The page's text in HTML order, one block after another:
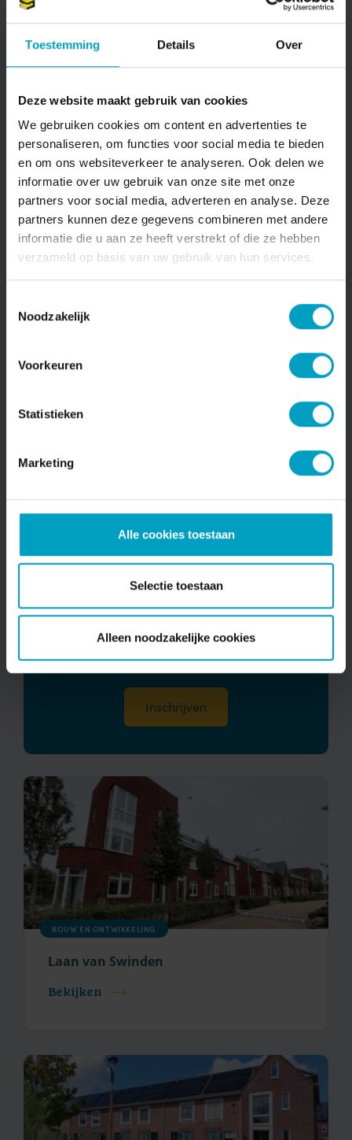
Toestemming Details Over
Deze website maakt gebruik van cookies
We gebruiken cookies om content en advertenties te
personaliseren, om functies voor social media te bieden
en om ons websiteverkeer te analyseren. Ook delen we
informatie over uw gebruik van onze site met onze
partners voor social media, adverteren en analyse. Deze
partners kunnen deze gegevens combineren met andere
informatie die u aan ze heeft verstrekt of die ze hebben
verzameld op basis van uw gebruik van hun services.
Noodzakelijk
Voorkeuren
Statistieken
Marketing
Alle cookies toestaan
Selectie toestaan
Alleen noodzakelijke cookies
Bekijken
Veghels Mooiste M²
Schrijf je in voor onze nieuwsbrief
Ik ga akkoord met opslag en verwerking
van mijn gegevens
BOUW EN ONTWIKKELING
Laan van Swinden
Bekijken